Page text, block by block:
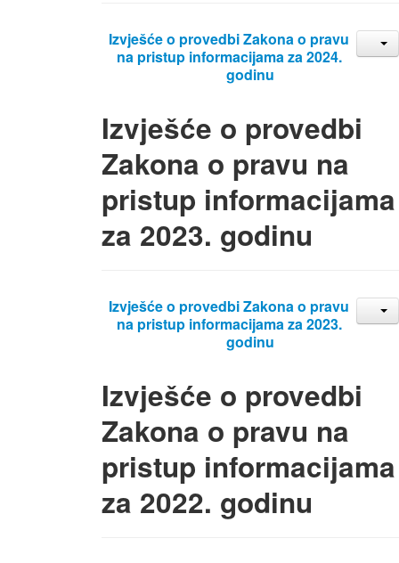
Izvješće o provedbi Zakona o pravu
na pristup informacijama za 2024.
godinu
Izvješće o provedbi
Zakona o pravu na
pristup informacijama
za 2023. godinu
Izvješće o provedbi Zakona o pravu
na pristup informacijama za 2023.
godinu
Izvješće o provedbi
Zakona o pravu na
pristup informacijama
za 2022. godinu